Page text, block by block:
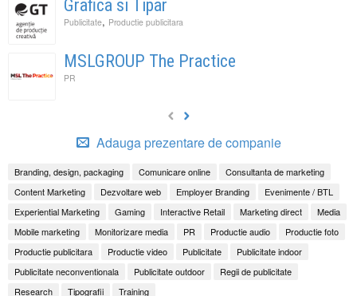
Grafica si Tipar
Publicitate, Productie publicitara
MSLGROUP The Practice
PR
Adauga prezentare de companie
Branding, design, packaging Comunicare online
Consultanta de marketing
Content Marketing
Dezvoltare web Employer Branding
Evenimente / BTL
Experiential Marketing
Gaming Interactive Retail Marketing direct
Media
Mobile marketing
Monitorizare media PR Productie audio
Productie foto
Productie publicitara
Productie video Publicitate
Publicitate indoor
Publicitate neconventionala
Publicitate outdoor
Regii de publicitate
Research
Tipografii Training